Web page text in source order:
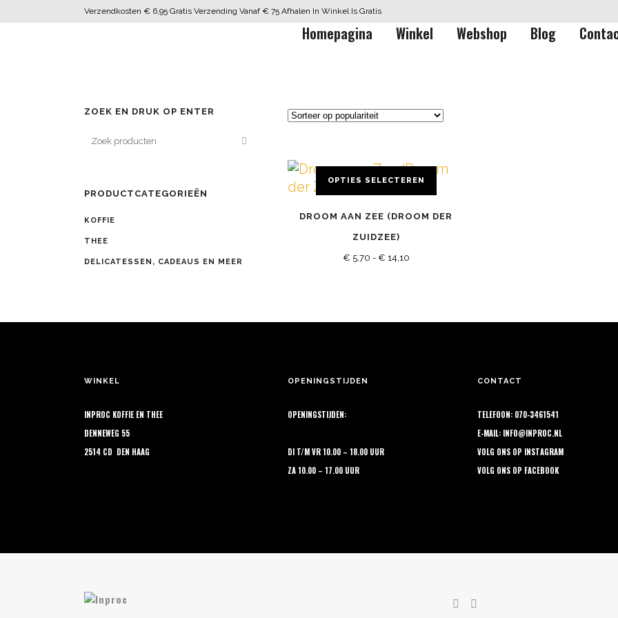
Verzendkosten € 6,95 Gratis Verzending Vanaf € 75 Afhalen In Winkel Is Gratis
Homepagina Winkel Webshop Blog
ZOEK EN DRUK OP ENTER
PRODUCTCATEGORIEËN
KOFFIE
THEE
DELICATESSEN, CADEAUS EN MEER
OPTIES SELECTEREN
product
meerdere
op
productpagina
DROOM AAN ZEE (DROOM DER
ZUIDZEE)
€ 5,70 - € 14,10Prijsklasse:
WINKEL
INPROC KOFFIE EN THEE
DENNEWEG 55
2514 CD DEN HAAG
OPENINGSTIJDEN
OPENINGSTIJDEN:
DI T/M VR 10.00 – 18.00 UUR
ZA 10.00 – 17.00 UUR
CONTACT
TELEFOON: 070-3461541
E-MAIL: INFO@INPROC.NL
VOLG ONS OP INSTAGRAM
VOLG ONS OP FACEBOOK